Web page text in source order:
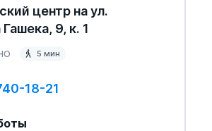
центр на ул.
9, к. 1
5 мин
18-21